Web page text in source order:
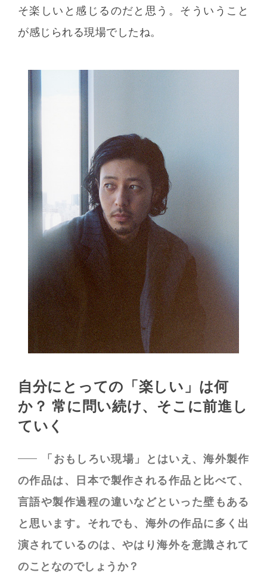
そ楽しいと感じるのだと思う。そういうこと
が感じられる現場でしたね。
自分にとっての「楽しい」は何
か？ 常に問い続け、そこに前進し
ていく
「おもしろい現場」とはいえ、海外製作
の作品は、日本で製作される作品と比べて、
言語や製作過程の違いなどといった壁もある
と思います。それでも、海外の作品に多く出
演されているのは、やはり海外を意識されて
のことなのでしょうか？